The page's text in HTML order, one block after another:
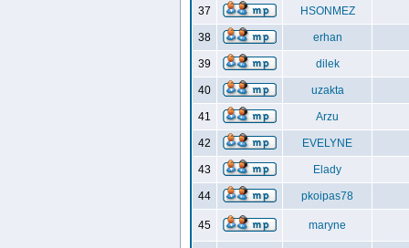
37 HSONMEZ
38 erhan
39 dilek
40 uzakta
41 Arzu
42 EVELYNE
43 Elady
44 pkoipas78
45 maryne